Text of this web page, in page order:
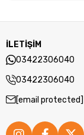
İLETİŞİM
03422306040
03422306040
[email protected]